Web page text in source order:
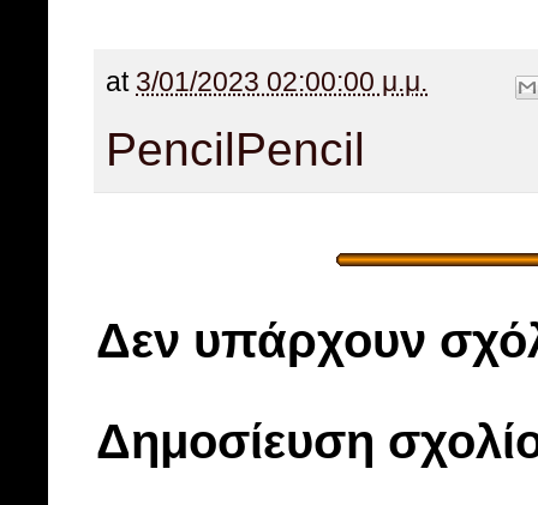
at 3/01/2023 02:00:00 μ.μ.
PencilPencil
Δεν υπάρχουν
Δημοσίευση